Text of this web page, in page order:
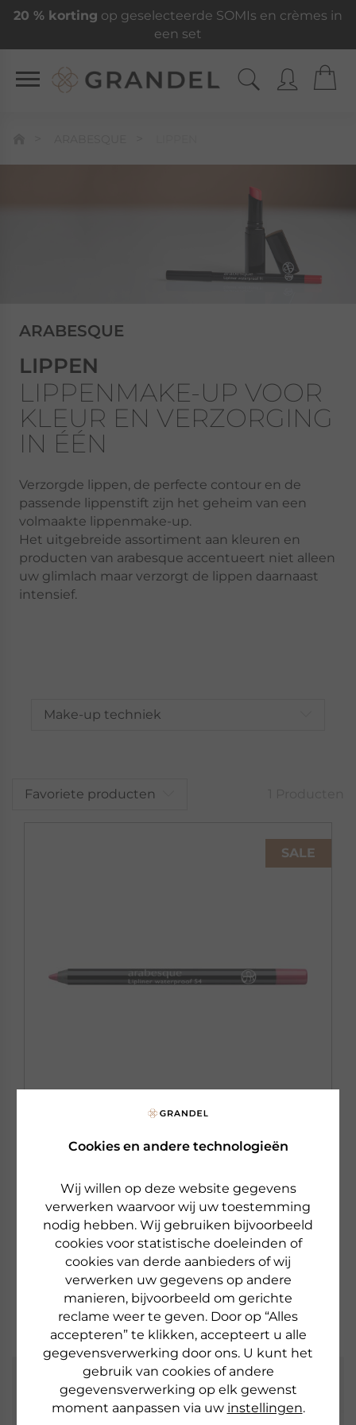
Cookies en andere technologieën
Wij willen op deze website gegevens
verwerken waarvoor wij uw toestemming
nodig hebben. Wij gebruiken bijvoorbeeld
cookies voor statistische doeleinden of
cookies van derde aanbieders of wij
verwerken uw gegevens op andere
manieren, bijvoorbeeld om gerichte
reclame weer te geven. Door op “Alles
accepteren” te klikken, accepteert u alle
gegevensverwerking door ons. U kunt het
gebruik van cookies of andere
gegevensverwerking op elk gewenst
moment aanpassen via uw instellingen.
20 % korting op geselecteerde SOMIs en crèmes in
een set
ARABESQUE
LIPPEN
LIPPENMAKE-UP VOOR
KLEUR EN VERZORGING
IN ÉÉN
Verzorgde lippen, de perfecte contour en de
passende lippenstift zijn het geheim van een
volmaakte lippenmake-up.
Het uitgebreide assortiment aan kleuren en
producten van arabesque accentueert niet alleen
uw glimlach maar verzorgt de lippen daarnaast
intensief.
Make-up techniek
Favoriete producten
SALE
ARABESQUE
Waterbestendige lipcontourenstift
€ 9,40
€ 4,70 1,2 gr
Beschikbaar
naar het product
Nieuwsbrief